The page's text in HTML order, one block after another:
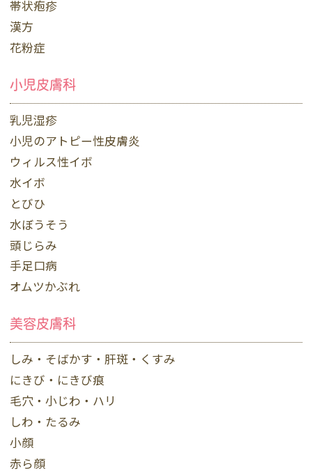
帯状疱疹
漢方
花粉症
小児皮膚科
乳児湿疹
小児のアトピー性皮膚炎
ウィルス性イボ
水イボ
とびひ
水ぼうそう
頭じらみ
手足口病
オムツかぶれ
美容皮膚科
しみ・そばかす・肝斑・くすみ
にきび・にきび痕
毛穴・小じわ・ハリ
しわ・たるみ
小顔
赤ら顔